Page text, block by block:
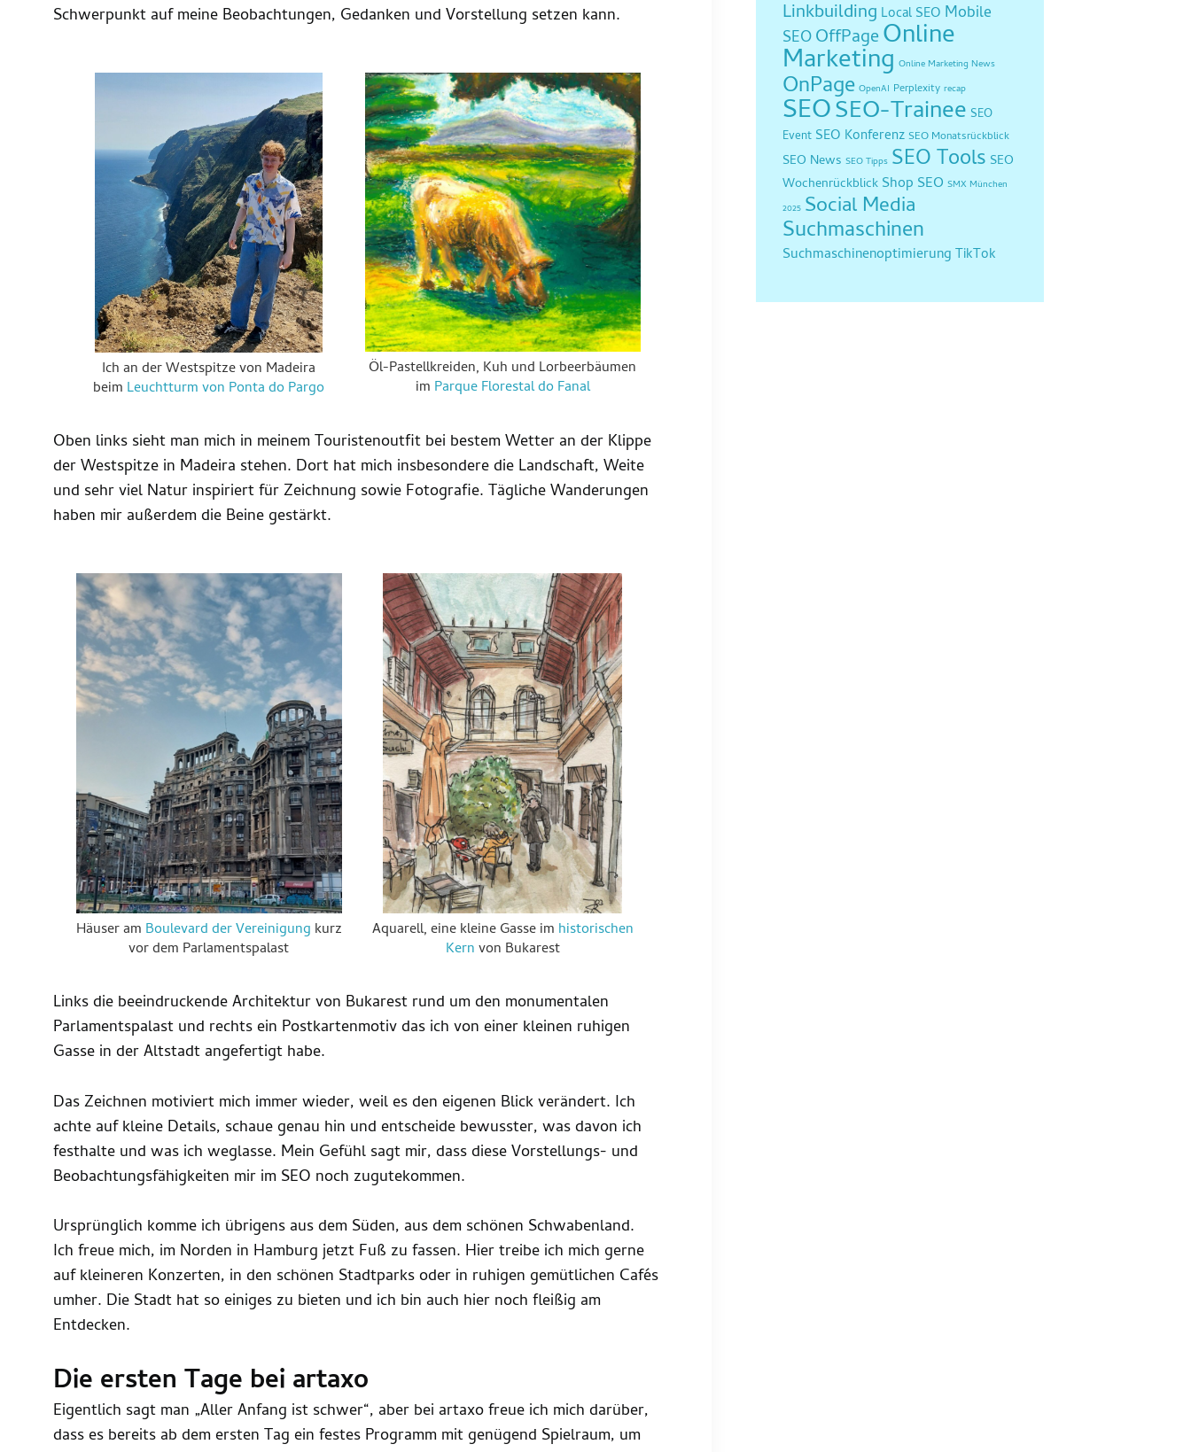
Schwerpunkt auf meine Beobachtungen, Gedanken und Vorstellung setzen kann.
Ich an der Westspitze von Madeira
beim Leuchtturm von Ponta do Pargo
Öl-Pastellkreiden, Kuh und Lorbeerbäumen
im Parque Florestal do Fanal
Oben links sieht man mich in meinem Touristenoutfit bei bestem Wetter an der Klippe
der Westspitze in Madeira stehen. Dort hat mich insbesondere die Landschaft, Weite
und sehr viel Natur inspiriert für Zeichnung sowie Fotografie. Tägliche Wanderungen
haben mir außerdem die Beine gestärkt.
Häuser am Boulevard der Vereinigung kurz
vor dem Parlamentspalast
Aquarell, eine kleine Gasse im historischen
Kernvon Bukarest
Links die beeindruckende Architektur von Bukarest rund um den monumentalen
Parlamentspalast und rechts ein Postkartenmotiv das ich von einer kleinen ruhigen
Gasse in der Altstadt angefertigt habe.
Das Zeichnen motiviert mich immer wieder, weil es den eigenen Blick verändert. Ich
achte auf kleine Details, schaue genau hin und entscheide bewusster, was davon ich
festhalte und was ich weglasse. Mein Gefühl sagt mir, dass diese Vorstellungs- und
Beobachtungsfähigkeiten mir im SEO noch zugutekommen.
Ursprünglich komme ich übrigens aus dem Süden, aus dem schönen Schwabenland.
Ich freue mich, im Norden in Hamburg jetzt Fuß zu fassen. Hier treibe ich mich gerne
auf kleineren Konzerten, in den schönen Stadtparks oder in ruhigen gemütlichen Cafés
umher. Die Stadt hat so einiges zu bieten und ich bin auch hier noch fleißig am
Entdecken.
Die ersten Tage bei artaxo
Eigentlich sagt man „Aller Anfang ist schwer“, aber bei artaxo freue ich mich darüber,
dass es bereits ab dem ersten Tag ein festes Programm mit genügend Spielraum, um
Linkbuilding Local SEO Mobile
SEOOffPageOnline
Marketing Online Marketing News
OnPage OpenAI Perplexity recap
SEOSEO-Trainee SEO
Event SEO Konferenz SEO Monatsrückblick
SEO News SEO Tipps SEO Tools SEO
Wochenrückblick Shop SEO SMX München
2025 Social Media
Suchmaschinen
Suchmaschinenoptimierung TikTok